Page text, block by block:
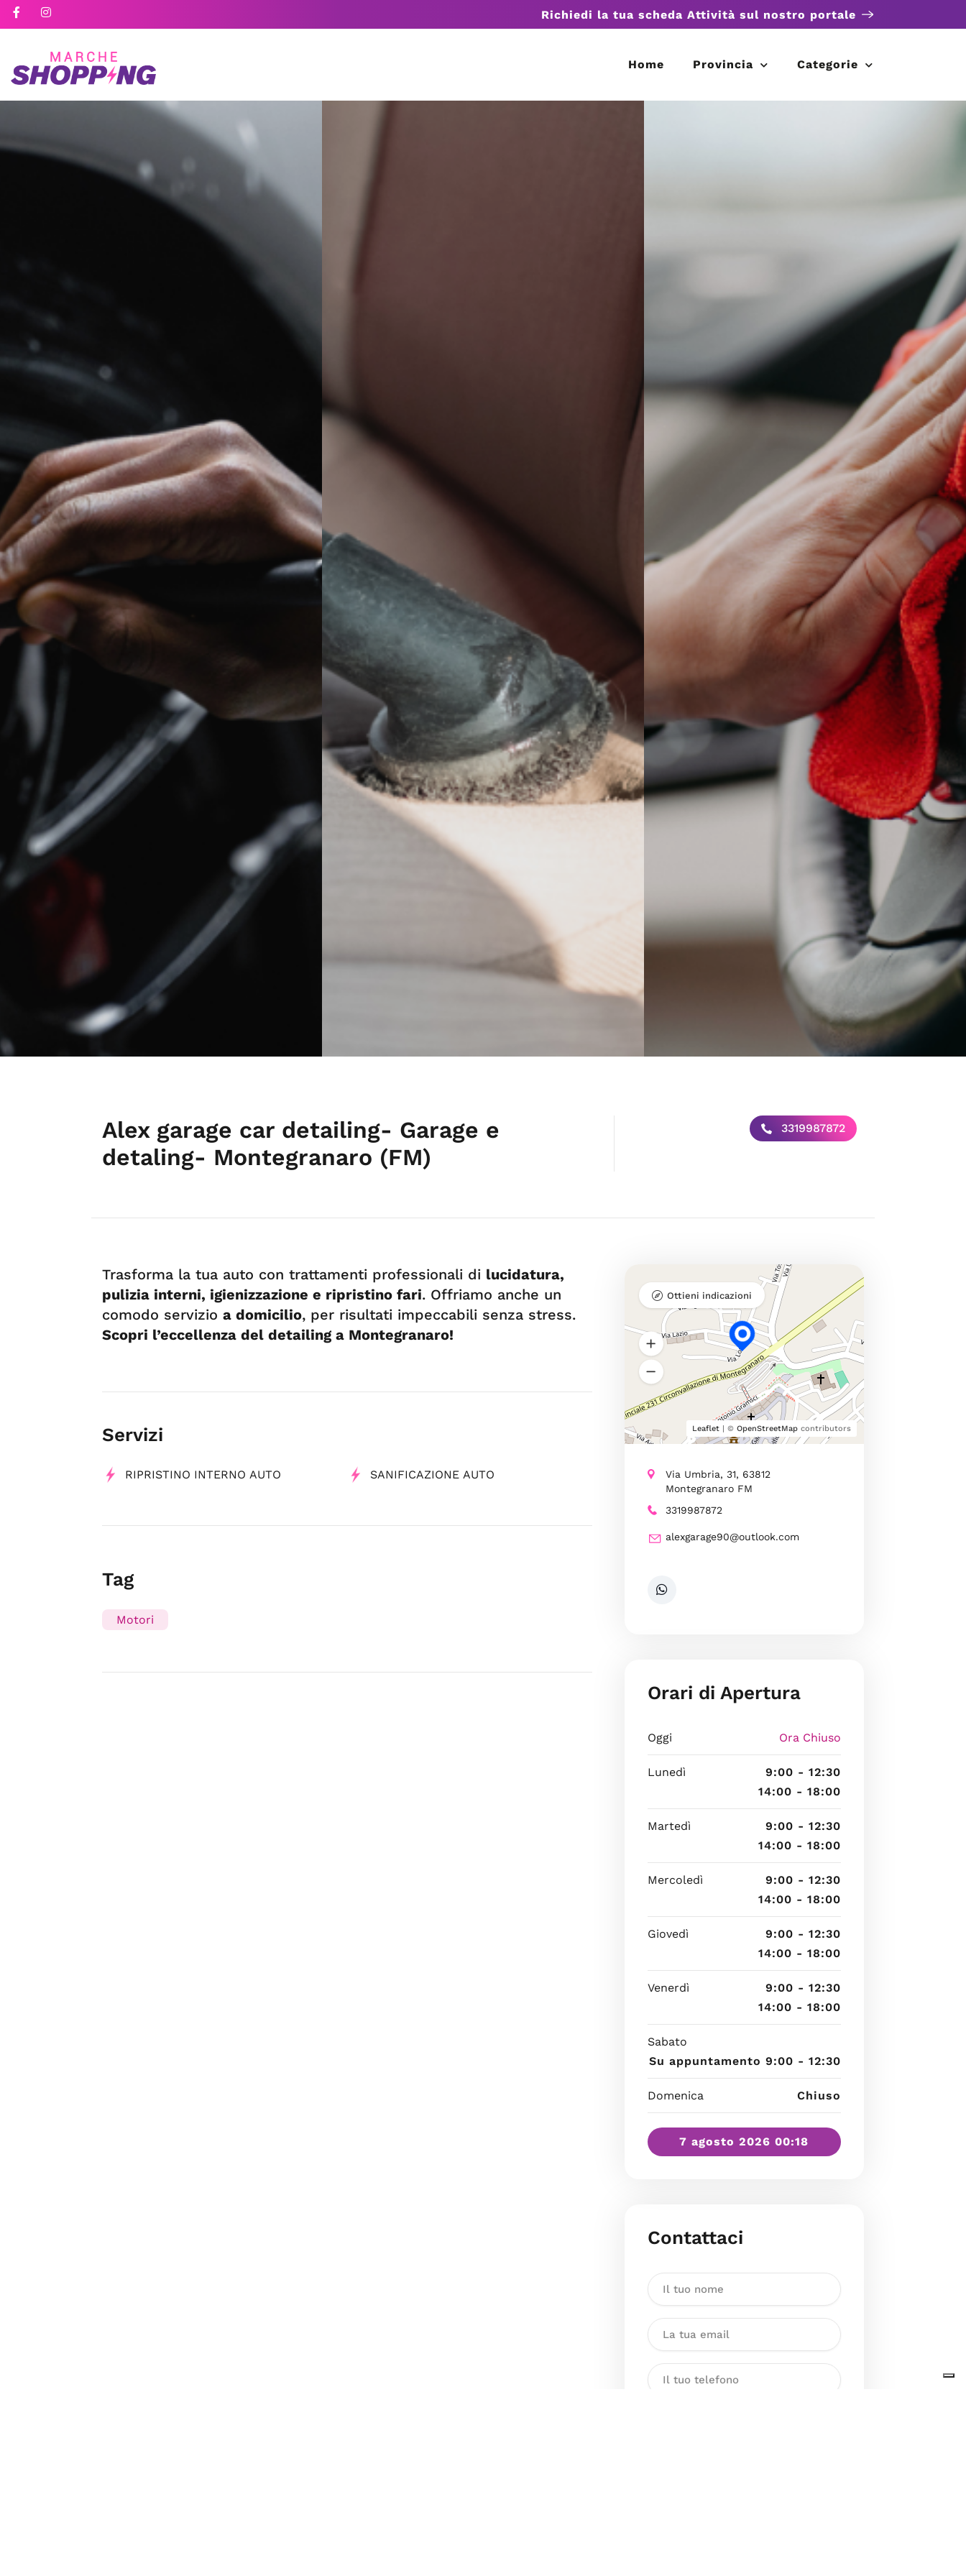
Richiedi la tua scheda Attività sul nostro portale
Home Provincia Categorie
Alex garage car detailing- Garage e
detaling- Montegranaro (FM)
3319987872
Trasforma la tua auto con trattamenti professionali di lucidatura,
pulizia interni, igienizzazione e ripristino fari. Offriamo anche un
comodo servizio a domicilio, per risultati impeccabili senza stress.
Scopri l’eccellenza del detailing a Montegranaro!
Servizi
RIPRISTINO INTERNO AUTO SANIFICAZIONE AUTO
Tag
Motori
Leaflet| © OpenStreetMapcontributors
Ottieni indicazioni
Via Umbria, 31, 63812
Montegranaro FM
3319987872
alexgarage90@outlook.com
Orari di Apertura
Oggi Ora Chiuso
Lunedì
9:00 - 12:30
14:00 - 18:00
Martedì
9:00 - 12:30
14:00 - 18:00
Mercoledì
9:00 - 12:30
14:00 - 18:00
Giovedì
9:00 - 12:30
14:00 - 18:00
Venerdì
9:00 - 12:30
14:00 - 18:00
Sabato
Su appuntamento 9:00 - 12:30
Domenica Chiuso
7 agosto 2026 00:18
Contattaci